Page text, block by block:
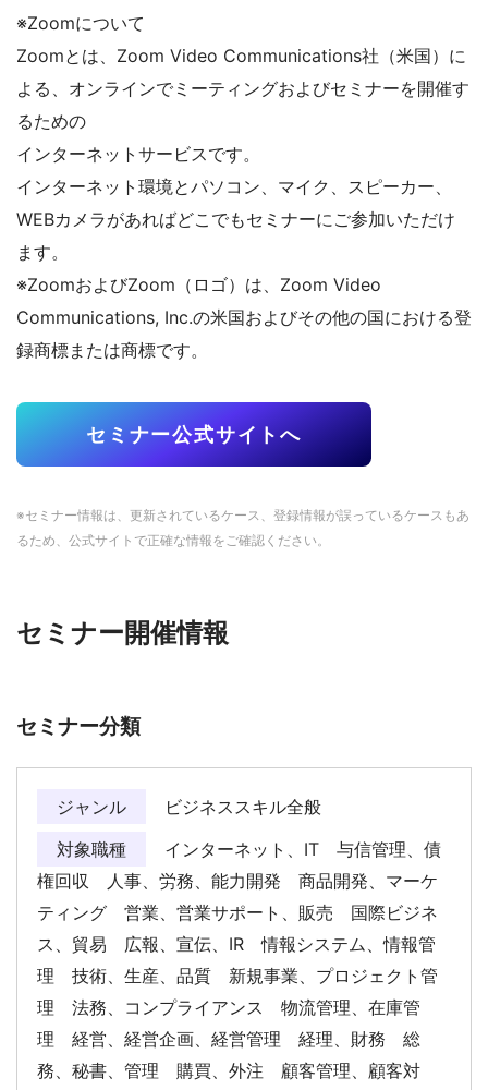
※Zoomについて
Zoomとは、Zoom Video Communications社（米国）に
よる、オンラインでミーティングおよびセミナーを開催す
るための
インターネットサービスです。
インターネット環境とパソコン、マイク、スピーカー、
WEBカメラがあればどこでもセミナーにご参加いただけ
ます。
※ZoomおよびZoom（ロゴ）は、Zoom Video
Communications, Inc.の米国およびその他の国における登
録商標または商標です。
セミナー公式サイトへ
※セミナー情報は、更新されているケース、登録情報が誤っているケースもあ
るため、公式サイトで正確な情報をご確認ください。
セミナー開催情報
セミナー分類
ジャンル
ビジネススキル全般
対象職種
インターネット、IT 与信管理、債
権回収 人事、労務、能力開発 商品開発、マーケ
ティング 営業、営業サポート、販売 国際ビジネ
ス、貿易 広報、宣伝、IR 情報システム、情報管
理 技術、生産、品質 新規事業、プロジェクト管
理 法務、コンプライアンス 物流管理、在庫管
理 経営、経営企画、経営管理 経理、財務 総
務、秘書、管理 購買、外注 顧客管理、顧客対